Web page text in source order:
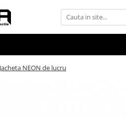
Jacheta NEON de lucru